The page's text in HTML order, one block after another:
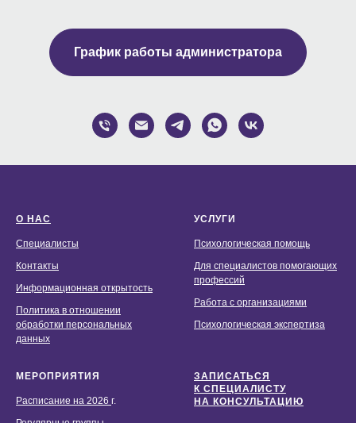
График работы администратора
О НАС
Специалисты
Контакты
Информационная открытость
Политика в отношении
обработки персональных
данных
УСЛУГИ
Психологическая помощь
Для специалистов помогающих
профессий
Работа с организациями
Психологическая экспертиза
МЕРОПРИЯТИЯ
Расписание на 2026 г.
ЗАПИСАТЬСЯ
К СПЕЦИАЛИСТУ
НА КОНСУЛЬТАЦИЮ